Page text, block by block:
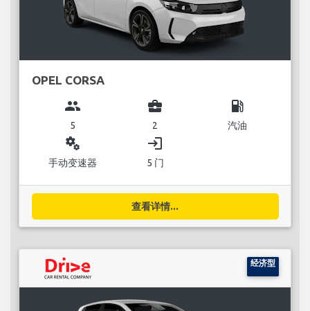
OPEL CORSA
group
5
business_center
2
local_gas_station
汽油
miscellaneous_services
手动变速器
login
5 门
查看详情...
经济型